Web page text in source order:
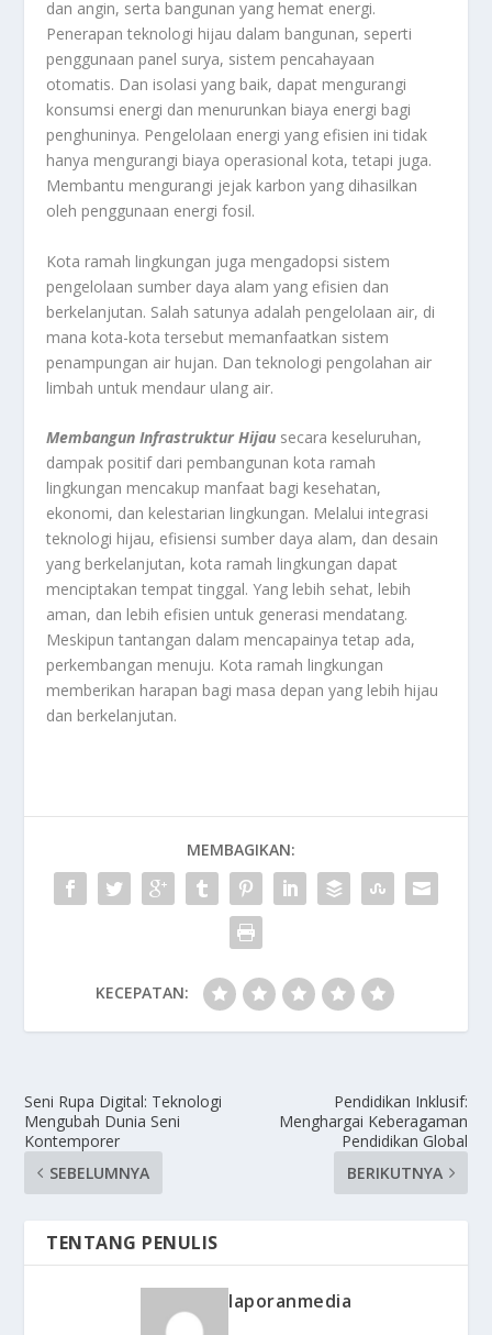
dan angin, serta bangunan yang hemat energi.
Penerapan teknologi hijau dalam bangunan, seperti
penggunaan panel surya, sistem pencahayaan
otomatis. Dan isolasi yang baik, dapat mengurangi
konsumsi energi dan menurunkan biaya energi bagi
penghuninya. Pengelolaan energi yang efisien ini tidak
hanya mengurangi biaya operasional kota, tetapi juga.
Membantu mengurangi jejak karbon yang dihasilkan
oleh penggunaan energi fosil.
Kota ramah lingkungan juga mengadopsi sistem
pengelolaan sumber daya alam yang efisien dan
berkelanjutan. Salah satunya adalah pengelolaan air, di
mana kota-kota tersebut memanfaatkan sistem
penampungan air hujan. Dan teknologi pengolahan air
limbah untuk mendaur ulang air.
Membangun Infrastruktur Hijau secara keseluruhan,
dampak positif dari pembangunan kota ramah
lingkungan mencakup manfaat bagi kesehatan,
ekonomi, dan kelestarian lingkungan. Melalui integrasi
teknologi hijau, efisiensi sumber daya alam, dan desain
yang berkelanjutan, kota ramah lingkungan dapat
menciptakan tempat tinggal. Yang lebih sehat, lebih
aman, dan lebih efisien untuk generasi mendatang.
Meskipun tantangan dalam mencapainya tetap ada,
perkembangan menuju. Kota ramah lingkungan
memberikan harapan bagi masa depan yang lebih hijau
dan berkelanjutan.
MEMBAGIKAN:
KECEPATAN:
Seni Rupa Digital: Teknologi
Mengubah Dunia Seni
Kontemporer
SEBELUMNYA
Pendidikan Inklusif:
Menghargai Keberagaman
Pendidikan Global
BERIKUTNYA
TENTANG PENULIS
laporanmedia